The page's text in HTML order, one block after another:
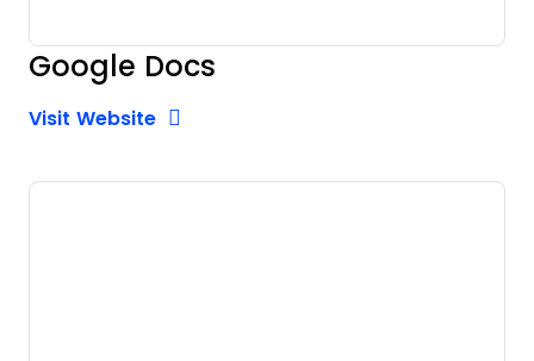
Google Docs
Visit WebsiteOpens New Window